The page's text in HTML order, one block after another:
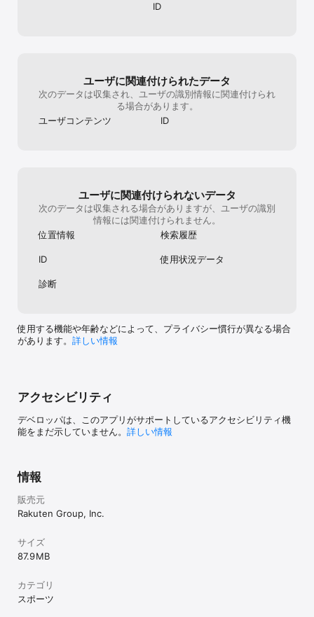
だけの検索内容で楽々ゴルフ予約！
プレー履歴を手帳で管理されてるゴルファーのみなさまに便利でオ
ススメの機能です。
・地図で振り返り
・ランキングで振り返り
制覇コース数ランキングで制覇コース数を他ゴルファーと比べるこ
ともできます。都道府県ごと・地域ごと・全国でランキング確認で
きます。ぜひ全国上位を！
ゴルフ場の全ホール写真や動画が閲覧できるゴルフ場ギャラリー機
覚で楽しめる！ゴルフ予約前のコース選定やアプローチショット・
【楽天チェックイン機能】
プレー当日、ゴルフ場の受付カウンターでWEBバーコードをかざす
ゴルフ場検索・予約は無料ゴルフアプリの楽天GORA(ゴーラ)におま
かせ！
ID
ユーザに関連付けられたデータ
次のデータは収集され、ユーザの識別情報に関連付けられ
る場合があります。
ユーザコンテンツ
ID
ユーザに関連付けられないデータ
次のデータは収集される場合がありますが、ユーザの識別
情報には関連付けられません。
位置情報
検索履歴
ID 使用状況データ
診断
使用する機能や年齢などによって、プライバシー慣行が異なる場合
があります。 詳しい情報
アクセシビリティ
デベロッパは、このアプリがサポートしているアクセシビリティ機
能をまだ示していません。 詳しい情報
情報
販売元
Rakuten Group, Inc.
サイズ
87.9 MB
カテゴリ
スポーツ